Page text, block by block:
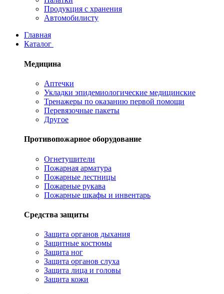
Продукция с хранения
Автомобилисту
Главная
Каталог
Медицина
Аптечки
Укладки эпидемиологические медицинские
Тренажеры по оказанию первой помощи
Перевязочные пакеты
Другое
Противопожарное оборудование
Огнетушители
Пожарная арматура
Пожарные лестницы
Пожарные рукава
Пожарные шкафы и инвентарь
Средства защиты
Защита органов дыхания
Защитные костюмы
Защита ног
Защита органов слуха
Защита лица и головы
Защита кожи